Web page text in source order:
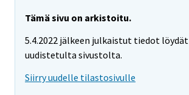
Tämä sivu on arkistoitu.
5.4.2022 jälkeen julkaistut tiedot löydät
uudistetulta sivustolta.
Siirry uudelle tilastosivulle